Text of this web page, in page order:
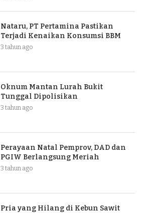
Nataru, PT Pertamina Pastikan
Terjadi Kenaikan Konsumsi BBM
3 tahun ago
Oknum Mantan Lurah Bukit
Tunggal Dipolisikan
3 tahun ago
Perayaan Natal Pemprov, DAD dan
PGIW Berlangsung Meriah
3 tahun ago
Pria yang Hilang di Kebun Sawit